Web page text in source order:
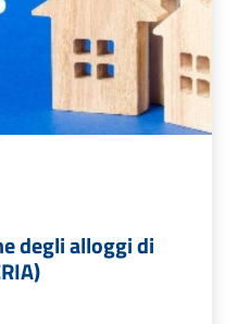
degli alloggi di